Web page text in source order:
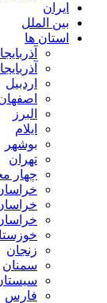
ایران
بین الملل
استان ها
اردبیل
البرز
ایلام
بوشهر
تهران
چهار
زنجان
سمنان
فارس